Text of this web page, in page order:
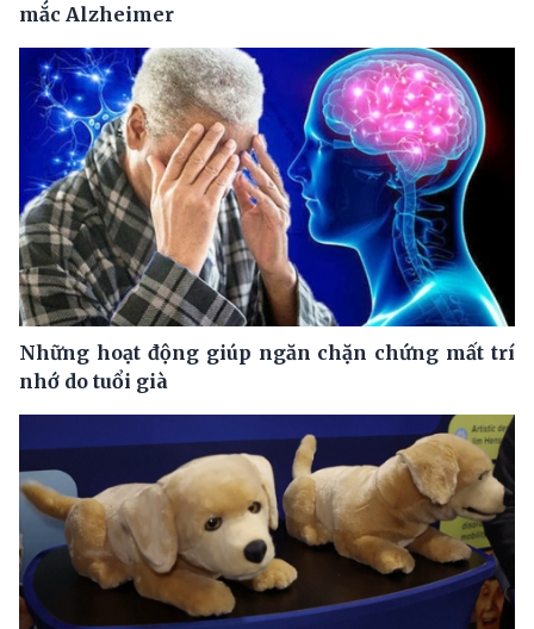
mắc Alzheimer
Những hoạt động giúp ngăn chặn chứng mất trí
nhớ do tuổi già